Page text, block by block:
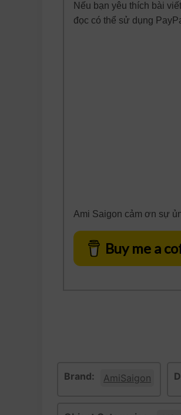
Nếu bạn yêu thích bài
đọc có thể sử dụng
Ami Saigon cảm ơn sự
Buy me a
Brand: AmiSaigon